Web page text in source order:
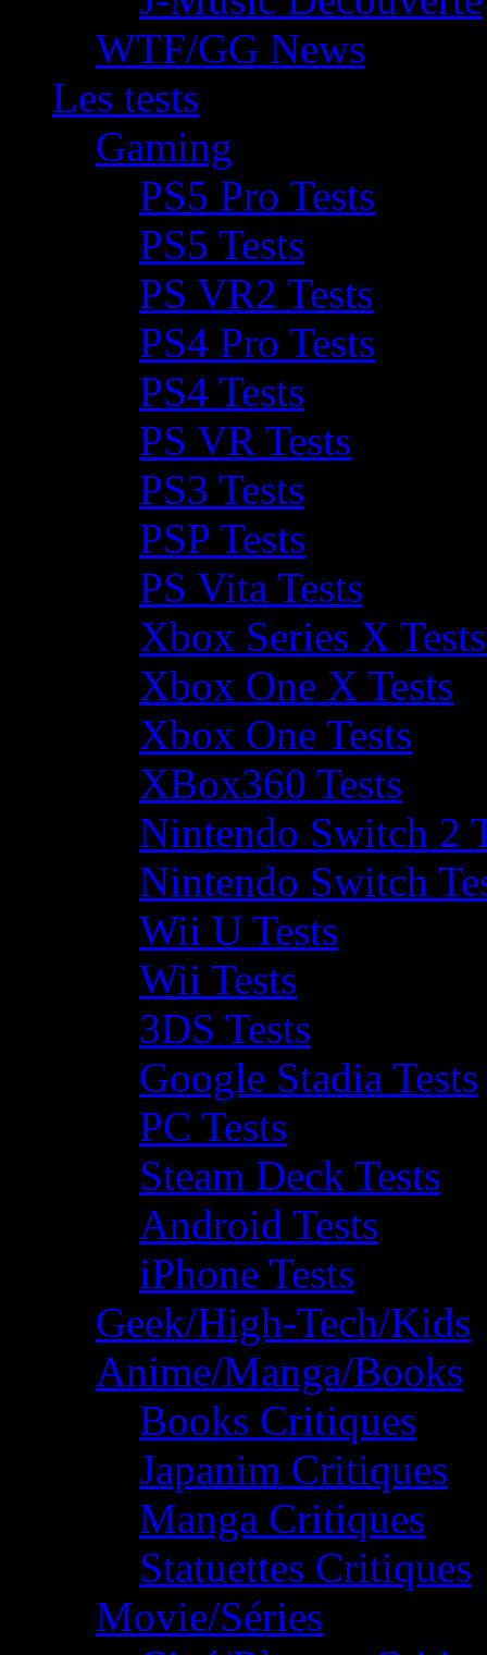
WTF/GG News
Les tests
Gaming
PS5 Pro Tests
PS5 Tests
PS VR2 Tests
PS4 Pro Tests
PS4 Tests
PS VR Tests
PS3 Tests
PSP Tests
PS Vita Tests
Xbox Series X Tests
Xbox One X Tests
Xbox One Tests
XBox360 Tests
Nintendo Switch 2
Nintendo Switch
Wii U Tests
Wii Tests
3DS Tests
Google Stadia Tests
PC Tests
Steam Deck Tests
Android Tests
iPhone Tests
Geek/High-Tech/Kids
Anime/Manga/Books
Books Critiques
Japanim Critiques
Manga Critiques
Statuettes Critiques
Movie/Séries